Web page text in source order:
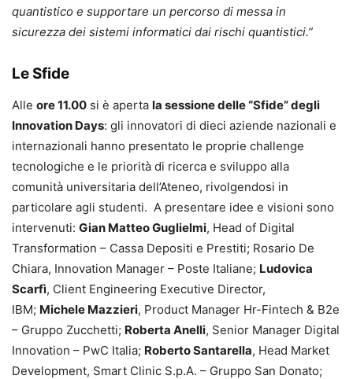
quantistico e supportare un percorso di messa in
sicurezza dei sistemi informatici dai rischi quantistici.”
Le Sfide
Alle ore 11.00 si è aperta la sessione delle “Sfide” degli
Innovation Days: gli innovatori di dieci aziende nazionali e
internazionali hanno presentato le proprie challenge
tecnologiche e le priorità di ricerca e sviluppo alla
comunità universitaria dell’Ateneo, rivolgendosi in
particolare agli studenti. A presentare idee e visioni sono
intervenuti: Gian Matteo Guglielmi, Head of Digital
Transformation – Cassa Depositi e Prestiti; Rosario De
Chiara, Innovation Manager – Poste Italiane; Ludovica
Scarfì, Client Engineering Executive Director,
IBM; Michele Mazzieri, Product Manager Hr-Fintech & B2e
– Gruppo Zucchetti; Roberta Anelli, Senior Manager Digital
Innovation – PwC Italia; Roberto Santarella, Head Market
Development, Smart Clinic S.p.A. – Gruppo San Donato;